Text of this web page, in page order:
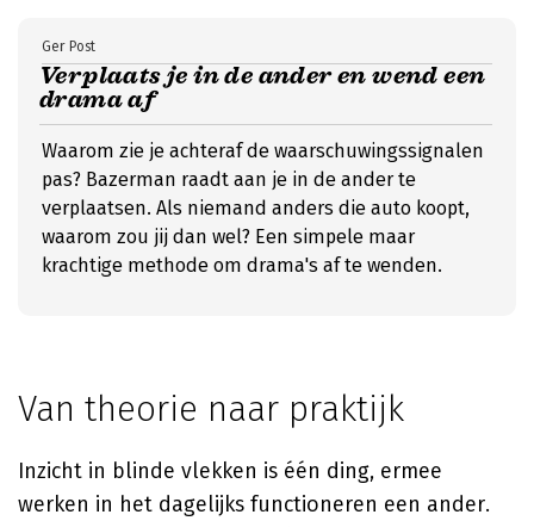
Verplaats je in de ander en wend een
drama af
Ger Post
Waarom zie je achteraf de waarschuwingssignalen
pas? Bazerman raadt aan je in de ander te
verplaatsen. Als niemand anders die auto koopt,
waarom zou jij dan wel? Een simpele maar
krachtige methode om drama's af te wenden.
Van theorie naar praktijk
Inzicht in blinde vlekken is één ding, ermee
werken in het dagelijks functioneren een ander.